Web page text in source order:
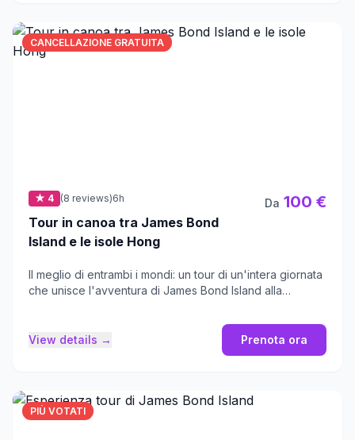
CANCELLAZIONE GRATUITA
★ 4 (8 reviews)6h
Tour in canoa tra James Bond
Island e le isole Hong
Da 100 €
Il meglio di entrambi i mondi: un tour di un'intera giornata
che unisce l'avventura di James Bond Island alla
View details → Prenota ora
PIÙ VOTATI